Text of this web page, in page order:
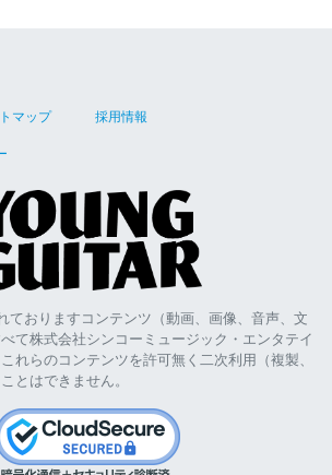
マップ 採用情報
ておりますコンテンツ（動画、画像、音声、文
て株式会社シンコーミュージック・エンタテイ
れらのコンテンツを許可無く二次利用（複製、
とはできません。